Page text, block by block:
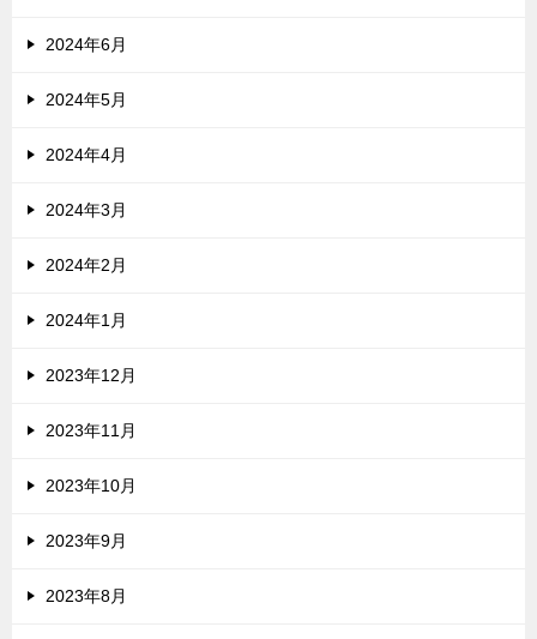
2024年6月
2024年5月
2024年4月
2024年3月
2024年2月
2024年1月
2023年12月
2023年11月
2023年10月
2023年9月
2023年8月